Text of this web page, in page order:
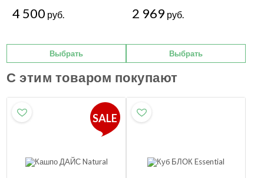
4 500 руб.
Выбрать
2 969 руб.
Выбрать
С этим товаром покупают
SALE